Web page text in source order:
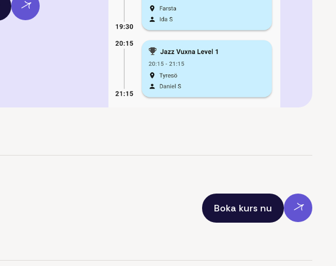
Boka kurs nu